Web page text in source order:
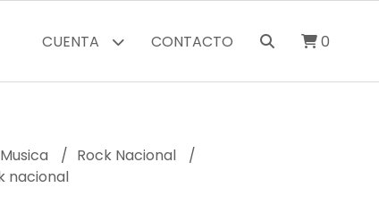
CUENTA CONTACTO 0
Musica
Rock Nacional
nacional